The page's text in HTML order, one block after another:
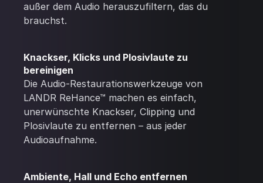
außer dem Audio herauszufiltern, das du
brauchst.
Knackser, Klicks und Plosivlaute zu
bereinigen
Die Audio-Restaurationswerkzeuge von
LANDR ReHance™ machen es einfach,
unerwünschte Knackser, Clipping und
Plosivlaute zu entfernen – aus jeder
Audioaufnahme.
Ambiente, Hall und Echo entfernen